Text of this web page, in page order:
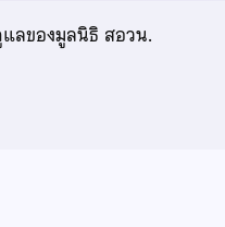
ลของมูลนิธิ สอวน.